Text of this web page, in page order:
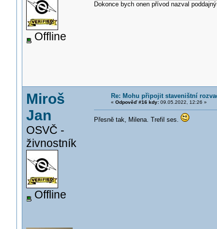
Offline
Dokonce bych onen přívod nazval
Miroš
Jan
OSVČ -
živnostník
Offline
Re: Mohu připojit staveništní
« Odpověď #16 kdy:09.05.2022, 12:26 »
Přesně tak, Milena. Trefil ses.